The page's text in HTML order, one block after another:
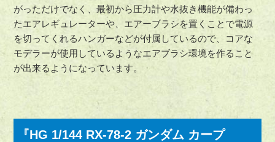
がっただけでなく、最初から圧力計や水抜き機能が備わっ
たエアレギュレーターや、エアーブラシを置くことで電源
を切ってくれるハンガーなどが付属しているので、コアな
モデラーが使用しているようなエアブラシ環境を作ること
が出来るようになっています。
『HG 1/144 RX-78-2 ガンダム カープ